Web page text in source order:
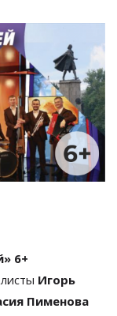
» 6+
Игорь
Пименова